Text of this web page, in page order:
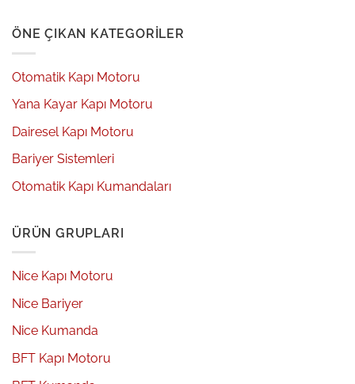
ÖNE ÇIKAN KATEGORILER
Otomatik Kapı Motoru
Yana Kayar Kapı Motoru
Dairesel Kapı Motoru
Bariyer Sistemleri
Otomatik Kapı Kumandaları
ÜRÜN GRUPLARI
Nice Kapı Motoru
Nice Bariyer
Nice Kumanda
BFT Kapı Motoru